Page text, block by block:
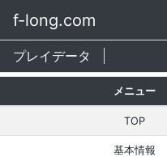
f-long.com
プレイデータ
メニュー
TOP
基本情報